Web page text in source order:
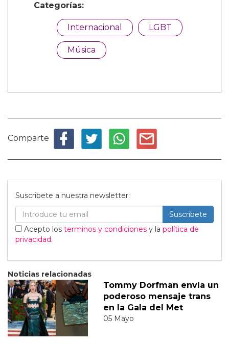
Categorías:
Internacional LGBT
Música
Comparte
Suscribete a nuestra newsletter:
Suscribete
Acepto los terminos y condiciones y la política de
privacidad.
Noticias relacionadas
Tommy Dorfman envía un
poderoso mensaje trans
en la Gala del Met
05 Mayo